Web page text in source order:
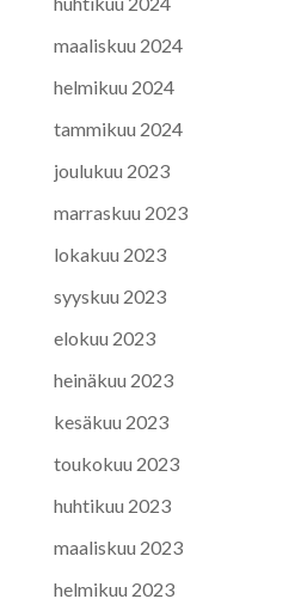
maaliskuu 2024
helmikuu 2024
tammikuu 2024
joulukuu 2023
marraskuu 2023
lokakuu 2023
syyskuu 2023
elokuu 2023
heinäkuu 2023
kesäkuu 2023
toukokuu 2023
huhtikuu 2023
maaliskuu 2023
helmikuu 2023